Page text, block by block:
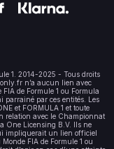
1. 2014-2025 - Tous droits
n’a aucun lien avec
de Formule 1 ou Formula
parrainé par ces entités. Les
et FORMULA 1 et toute
relation avec le Championnat
One Licensing B.V. Ils ne
impliquerait un lien officiel
FIA de Formule 1 ou